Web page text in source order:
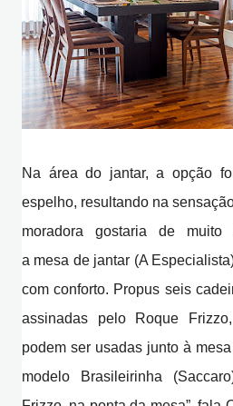
Na área do jantar, a opção
espelho, resultando na
moradora gostaria de muito
a mesa de jantar (A
com conforto. Propus seis
assinadas pelo Roque
podem ser usadas junto à
modelo Brasileirinha